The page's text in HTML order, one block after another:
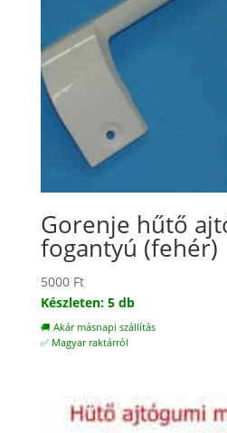
Gorenje hűtő
fogantyú (fehér)
5000 Ft
Készleten: 5 db
🚚 Akár másnapi szállítás
✅ Magyar raktárról